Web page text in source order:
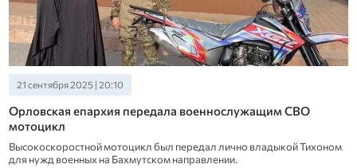
21 сентября 2025 | 20:10
Орловская епархия передала военнослужащим СВО
мотоцикл
Высокоскоростной мотоцикл был передал лично владыкой Тихоном
для нужд военных на Бахмутском направлении.